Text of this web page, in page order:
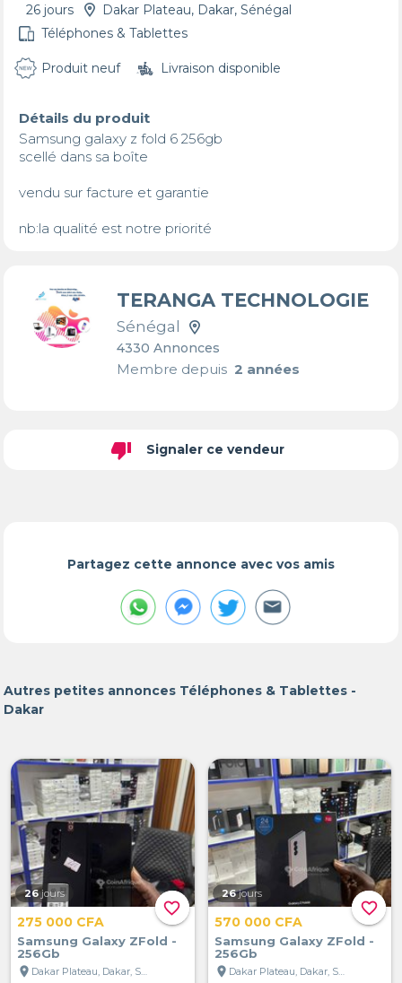
26 jours
Dakar Plateau, Dakar, Sénégal
Téléphones & Tablettes
Produit neuf Livraison disponible
Détails du produit
Samsung galaxy z fold 6 256gb
scellé dans sa boîte
vendu sur facture et garantie
nb:la qualité est notre priorité
TERANGA TECHNOLOGIE
Sénégal
4330 Annonces
Membre depuis2 années
thumb_down Signaler ce vendeur
Partagez cette annonce avec vos amis
Autres petites annonces Téléphones & Tablettes -
Dakar
favorite_border
26 jours
275 000 CFA
Samsung Galaxy ZFold -
256Gb
location_on
Dakar Plateau, Dakar, Sénégal
favorite_border
26 jours
570 000 CFA
Samsung Galaxy ZFold -
256Gb
location_on
Dakar Plateau, Dakar, Sénégal